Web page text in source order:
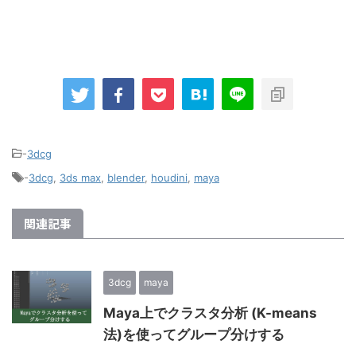
-3dcg
-3dcg 3ds max blender, houdini maya
関連記事
3dcg maya
Maya上でクラスタ分析 (K-means
法)を使ってグループ分けする